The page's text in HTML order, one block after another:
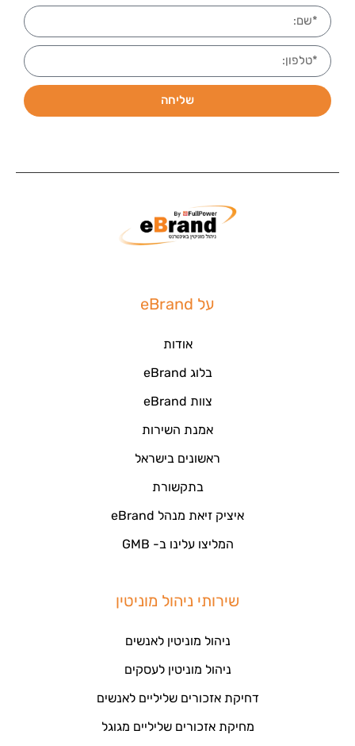
שליחה
על eBrand
אודות
בלוג eBrand
צוות eBrand
אמנת השירות
ראשונים בישראל
בתקשורת
איציק זיאת מנהל eBrand
המליצו עלינו ב- GMB
שירותי ניהול מוניטין
ניהול מוניטין לאנשים
ניהול מוניטין לעסקים
דחיקת אזכורים שליליים לאנשים
מחיקת אזכורים שליליים מגוגל